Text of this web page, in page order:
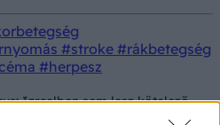
#stroke #rákbetegség
#herpesz
Izraelben sem lesz kötelező